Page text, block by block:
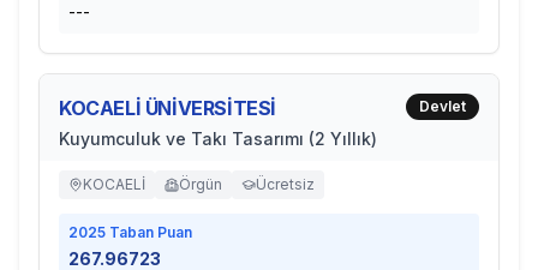
---
KOCAELİ ÜNİVERSİTESİ
Kuyumculuk ve Takı Tasarımı (2 Yıllık)
Devlet
KOCAELİ Örgün Ücretsiz
2025 Taban Puan
267.96723